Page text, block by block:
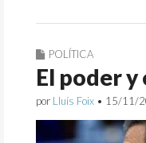
POLÍTICA
El poder
por Lluís Foix • 15/11/